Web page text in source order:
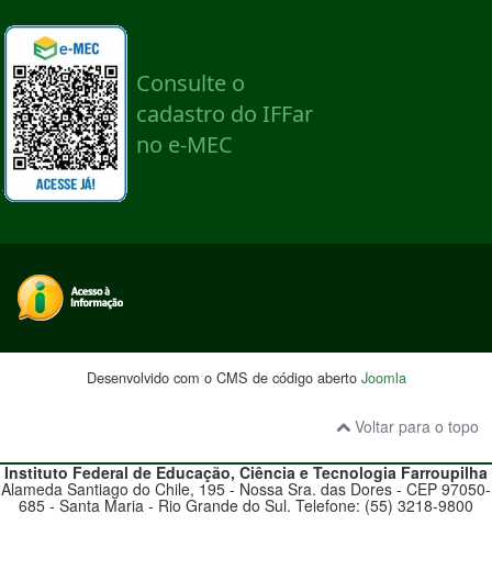
Desenvolvido com o CMS de código aberto Joomla
Voltar para o topo
Instituto Federal de Educação, Ciência e Tecnologia Farroupilha
Alameda Santiago do Chile, 195 - Nossa Sra. das Dores - CEP 97050-
685 - Santa Maria - Rio Grande do Sul. Telefone: (55) 3218-9800